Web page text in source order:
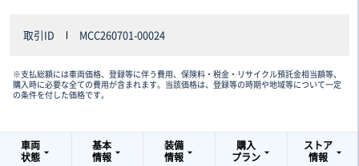
取引ID MCC260701-00024
※支払総額には車両価格、登録等に伴う費用、保険料・税金・リサイクル預託金相当額等、
購入時に必要な全ての費用が含まれます。当該価格は、登録等の時期や地域等について一定
の条件を付した価格です。
車両
状態
基本
情報
装備
情報
購入
プラン
ストア
情報